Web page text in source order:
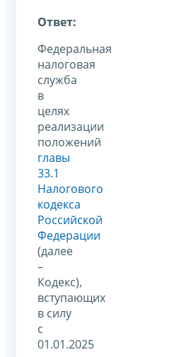
Ответ:
Федеральная
налоговая
служба
в
целях
реализации
положений
главы
33.1
Налогового
кодекса
Российской
Федерации
(далее
–
Кодекс),
вступающих
в силу
с
01.01.2025